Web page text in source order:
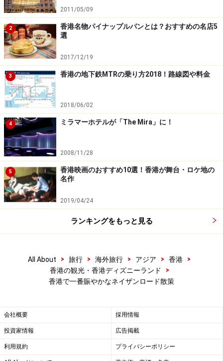
ノを売っているところもあるので要注意、本物はジェニ
ーベーカリーの2店舗でしか売っていません。
＜DATA＞
■Jenny Bakery ジェニーベーカリー尖沙咀店
住所：Shop 24 Ground Floor, Mirador Mansion 54-64
Nathan Road, Tsim Sha Tsui, Kowloon
TEL：（852）2311-8070
アクセス：MTR尖沙咀Ｄ2出口から徒歩5分
営業時間：9:00～18:30（売り切れ次第閉店）
定休日：無休
＞＞口コミで広がった行列のできるクッキー屋さん／香
港
異国を感じるモスクと都会のオアシス九龍
博物館は歴史的建築物にある
ネイザンロード沿いにあるたくさんの看板が途切れたら
現れる白い建物は、異国ムード溢れる九龍清真寺（カオ
ルーン・モスク・アンド・イスラミック・センター）。
香港で一番大きいこのモスクは2500人が収容できるとい
2011/05/09
2
香港名物パイナップルパンとは？おすすめの名店5
選
2017/12/19
3 香港の地下鉄MTRの乗り方2018！路線図や料金
2018/06/02
4 ミラマーホテルが「The Mira」に！
2008/11/28
5
香港映画のおすすめ10選！香港が舞台・ロケ地の
名作
2019/04/24
ランキングをもっと見る
All About > 旅行 > 海外旅行 > アジア > 香港
>
香港の観光・香港ディズニーランド
>
香港で一番賑やかなネイザンロード散策
会社概要 採用情報
投資家情報 広告掲載
利用規約 プライバシーポリシー